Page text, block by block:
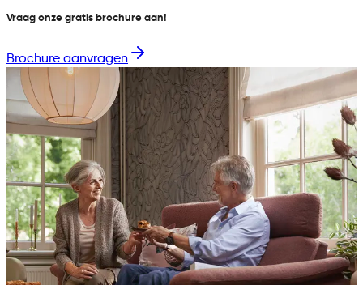
Vraag onze gratis brochure aan!
Brochure aanvragen